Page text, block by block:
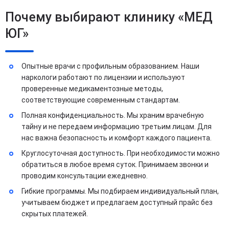
Почему выбирают клинику «МЕД
ЮГ»
Опытные врачи с профильным образованием. Наши
наркологи работают по лицензии и используют
проверенные медикаментозные методы,
соответствующие современным стандартам.
Полная конфиденциальность. Мы храним врачебную
тайну и не передаем информацию третьим лицам. Для
нас важна безопасность и комфорт каждого пациента.
Круглосуточная доступность. При необходимости можно
обратиться в любое время суток. Принимаем звонки и
проводим консультации ежедневно.
Гибкие программы. Мы подбираем индивидуальный план,
учитываем бюджет и предлагаем доступный прайс без
скрытых платежей.